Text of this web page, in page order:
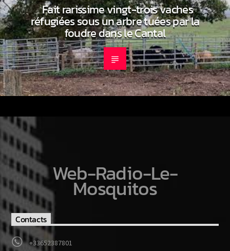
Fait rarissime vingt-trois vaches
réfugiées sous un arbre tuées par la
foudre dans le Cantal
Web-Radio-Le-
Mosquitos
Contacts
+33652387801